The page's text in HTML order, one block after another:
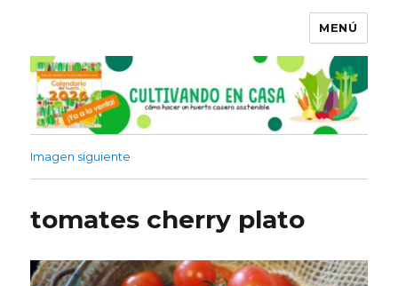
MENÚ
Imagen siguiente
tomates cherry plato